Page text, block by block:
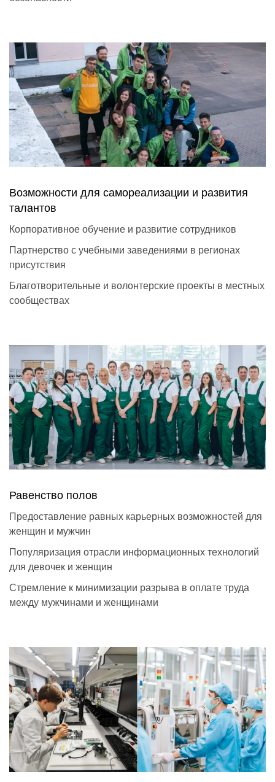
Возможности для самореализации и развития
талантов
Корпоративное обучение и развитие сотрудников
Партнерство с учебными заведениями в регионах
присутствия
Благотворительные и волонтерские проекты в местных
сообществах
Равенство полов
Предоставление равных карьерных возможностей для
женщин и мужчин
Популяризация отрасли информационных технологий
для девочек и женщин
Стремление к минимизации разрыва в оплате труда
между мужчинами и женщинами